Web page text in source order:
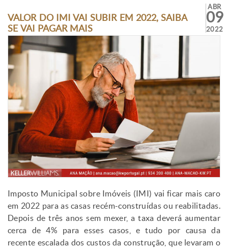
VALOR DO IMI VAI SUBIR EM 2022, SAIBA
SE VAI PAGAR MAIS
ABR
09
2022
Imposto Municipal sobre Imóveis (IMI) vai ficar mais caro
em 2022 para as casas recém-construídas ou reabilitadas.
Depois de três anos sem mexer, a taxa deverá aumentar
cerca de 4% para esses casos, e tudo por causa da
recente escalada dos custos da construção, que levaram o